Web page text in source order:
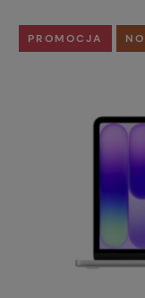
PROMOCJA